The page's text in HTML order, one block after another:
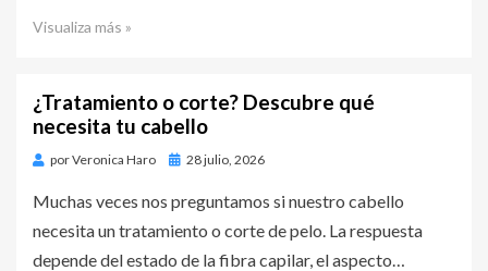
Visualiza más »
¿Tratamiento o corte? Descubre qué
necesita tu cabello
porVeronica Haro
Publicado
28 julio, 2026
Muchas veces nos preguntamos si nuestro cabello
necesita un tratamiento o corte de pelo. La respuesta
depende del estado de la fibra capilar, el aspecto…